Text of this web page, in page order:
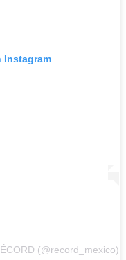
Instagram
(@record_mexico)